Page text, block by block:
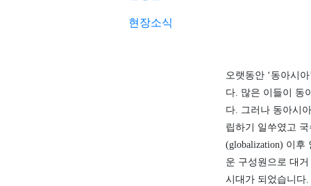
현장소식
오랫동안 ‘동아시아
다. 많은 이들이 동
다. 그러나 동아시
립하기 일쑤였고
(globalization) 이후
운 구성원으로 대
시대가 되었습니다.